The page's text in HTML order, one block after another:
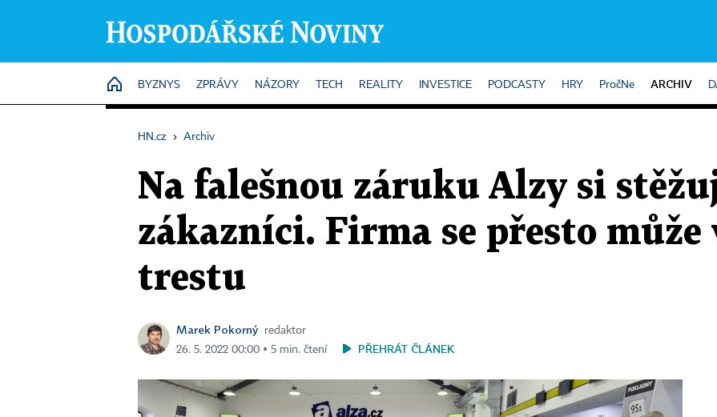
HOME
BYZNYS ZPRÁVY NÁZORY TECH REALITY INVESTICE PODCASTY HRY PročNe ARCHIV
HN.cz › Archiv
Na falešnou záruku Alzy si
zákazníci. Firma se přesto
trestu
Marek Pokorný
redaktor
26. 5. 2022 00:00 ▪ 5 min. čtení
PŘEHRÁT ČLÁNEK